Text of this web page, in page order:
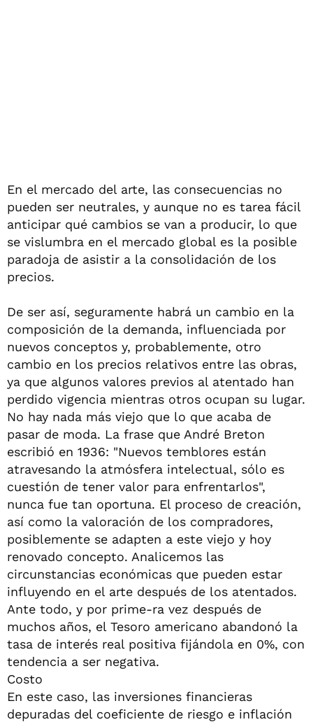
En el mercado del arte, las consecuencias no
pueden ser neutrales, y aunque no es tarea fácil
anticipar qué cambios se van a producir, lo que
se vislumbra en el mercado global es la posible
paradoja de asistir a la consolidación de los
precios.
De ser así, seguramente habrá un cambio en la
composición de la demanda, influenciada por
nuevos conceptos y, probablemente, otro
cambio en los precios relativos entre las obras,
ya que algunos valores previos al atentado han
perdido vigencia mientras otros ocupan su lugar.
No hay nada más viejo que lo que acaba de
pasar de moda. La frase que André Breton
escribió en 1936: "Nuevos temblores están
atravesando la atmósfera intelectual, sólo es
cuestión de tener valor para enfrentarlos",
nunca fue tan oportuna. El proceso de creación,
así como la valoración de los compradores,
posiblemente se adapten a este viejo y hoy
renovado concepto. Analicemos las
circunstancias económicas que pueden estar
influyendo en el arte después de los atentados.
Ante todo, y por prime-ra vez después de
muchos años, el Tesoro americano abandonó la
tasa de interés real positiva fijándola en 0%, con
tendencia a ser negativa.
Costo
En este caso, las inversiones financieras
depuradas del coeficiente de riesgo e inflación